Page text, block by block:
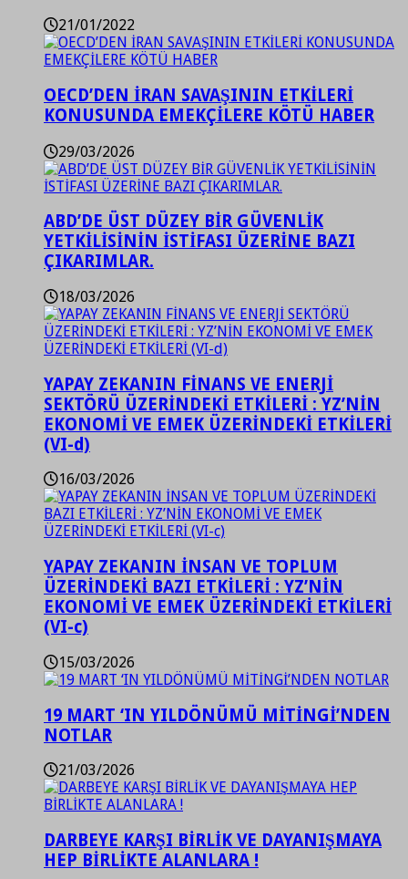
21/01/2022
OECD’DEN İRAN SAVAŞININ ETKİLERİ
KONUSUNDA EMEKÇİLERE KÖTÜ HABER
29/03/2026
ABD’DE ÜST DÜZEY BİR GÜVENLİK
YETKİLİSİNİN İSTİFASI ÜZERİNE BAZI
ÇIKARIMLAR.
18/03/2026
YAPAY ZEKANIN FİNANS VE ENERJİ
SEKTÖRÜ ÜZERİNDEKİ ETKİLERİ : YZ’NİN
EKONOMİ VE EMEK ÜZERİNDEKİ ETKİLERİ
(VI-d)
16/03/2026
YAPAY ZEKANIN İNSAN VE TOPLUM
ÜZERİNDEKİ BAZI ETKİLERİ : YZ’NİN
EKONOMİ VE EMEK ÜZERİNDEKİ ETKİLERİ
(VI-c)
15/03/2026
19 MART ‘IN YILDÖNÜMÜ MİTİNGİ’NDEN
NOTLAR
21/03/2026
DARBEYE KARŞI BİRLİK VE DAYANIŞMAYA
HEP BİRLİKTE ALANLARA !